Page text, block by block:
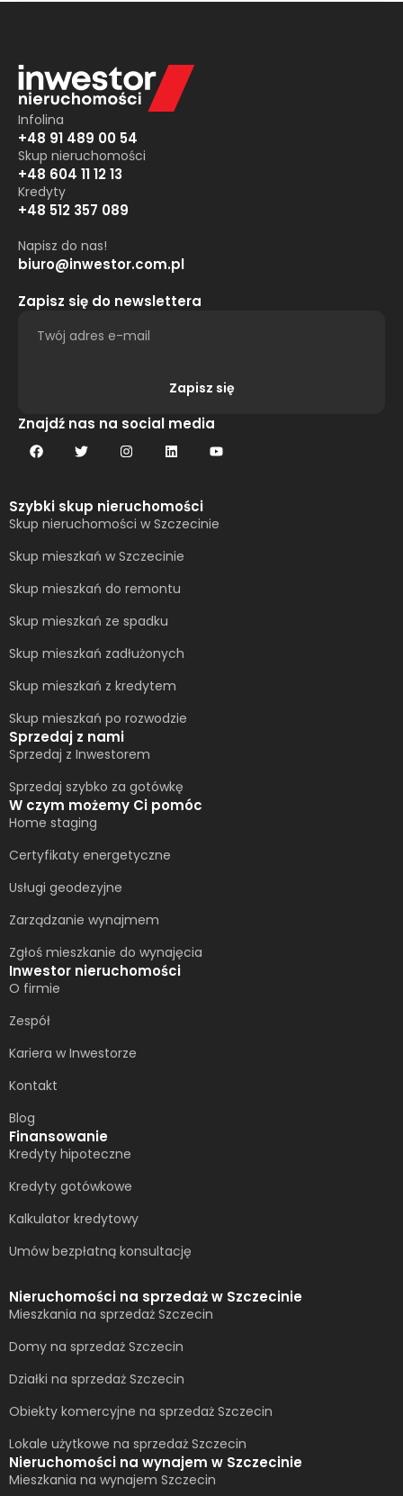
Infolina
+48 91 489 00 54
Skup nieruchomości
+48 604 11 12 13
Kredyty
+48 512 357 089
Napisz do nas!
biuro@inwestor.com.pl
Zapisz się do newslettera
Zapisz się
Alternative:
Znajdź nas na social media
Szybki skup nieruchomości
Skup nieruchomości w Szczecinie
Skup mieszkań w Szczecinie
Skup mieszkań do remontu
Skup mieszkań ze spadku
Skup mieszkań zadłużonych
Skup mieszkań z kredytem
Skup mieszkań po rozwodzie
Sprzedaj z nami
Sprzedaj z Inwestorem
Sprzedaj szybko za gotówkę
W czym możemy Ci pomóc
Home staging
Certyfikaty energetyczne
Usługi geodezyjne
Zarządzanie wynajmem
Zgłoś mieszkanie do wynajęcia
Inwestor nieruchomości
O firmie
Zespół
Kariera w Inwestorze
Kontakt
Blog
Finansowanie
Kredyty hipoteczne
Kredyty gotówkowe
Kalkulator kredytowy
Umów bezpłatną konsultację​
Nieruchomości na sprzedaż w Szczecinie
Mieszkania na sprzedaż Szczecin
Domy na sprzedaż Szczecin
Działki na sprzedaż Szczecin
Obiekty komercyjne na sprzedaż Szczecin
Lokale użytkowe na sprzedaż Szczecin
Nieruchomości na wynajem w Szczecinie
Mieszkania na wynajem Szczecin